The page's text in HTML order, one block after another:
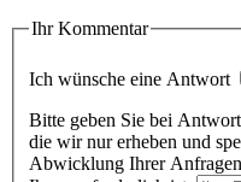
Ihr Kommentar
Ich wünsche eine Antwort
Bitte geben Sie bei
die wir nur erheben und
Abwicklung Ihrer